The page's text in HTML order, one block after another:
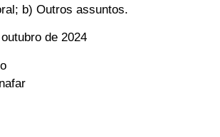
b) Outros assuntos.
de 2024